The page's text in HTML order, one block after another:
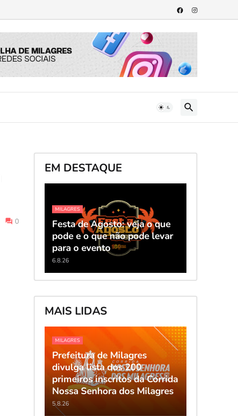
0
EM DESTAQUE
MILAGRES
Festa de Agosto: veja o que
pode e o que não pode levar
para o evento
6.8.26
MAIS LIDAS
MILAGRES
Prefeitura de Milagres
divulga lista dos 200
primeiros inscritos da Corrida
Nossa Senhora dos Milagres
5.8.26